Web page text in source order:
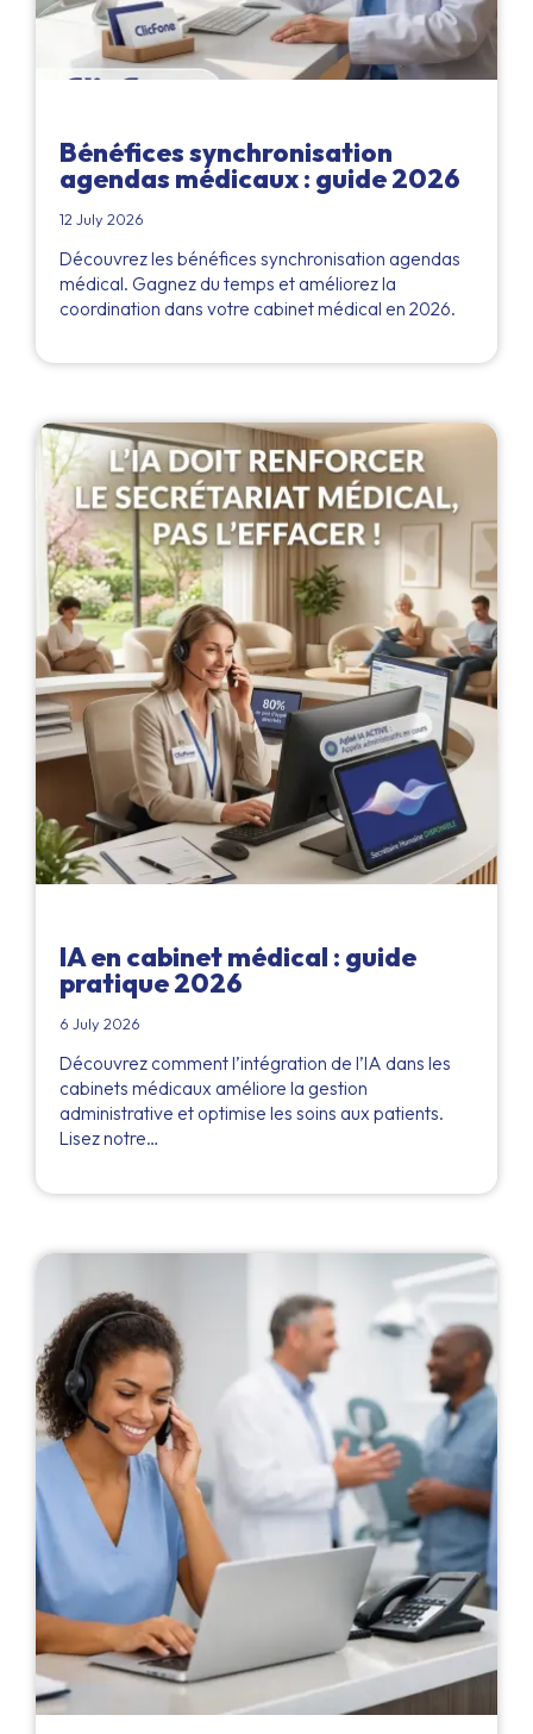
Bénéfices synchronisation
agendas médicaux : guide 2026
12 July 2026
Découvrez les bénéfices synchronisation agendas
médical. Gagnez du temps et améliorez la
coordination dans votre cabinet médical en 2026.
IA en cabinet médical : guide
pratique 2026
6 July 2026
Découvrez comment l’intégration de l’IA dans les
cabinets médicaux améliore la gestion
administrative et optimise les soins aux patients.
Lisez notre…